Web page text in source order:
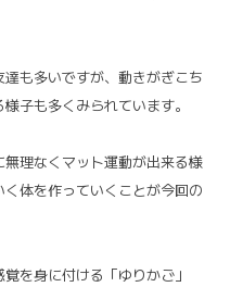
達も多いですが、動きがぎこち
子も多くみられています。
理なくマット運動が出来る様
体を作っていくことが今回の
を身に付ける「ゆりかご」